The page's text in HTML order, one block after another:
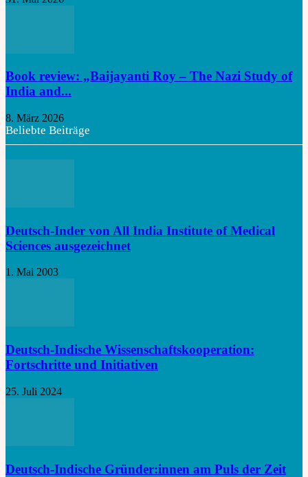
Book review: „Baijayanti Roy – The Nazi Study of
India and...
8. März 2026
Beliebte Beiträge
Deutsch-Inder von All India Institute of Medical
Sciences ausgezeichnet
1. Mai 2003
Deutsch-Indische Wissenschaftskooperation:
Fortschritte und Initiativen
25. Juli 2024
Deutsch-Indische Gründer:innen am Puls der Zeit